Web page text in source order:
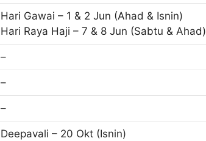
Hari Gawai – 1 & 2 Jun (Ahad & Isnin)
Hari Raya Haji – 7 & 8 Jun (Sabtu & Ahad)
–
–
–
Deepavali – 20 Okt (Isnin)